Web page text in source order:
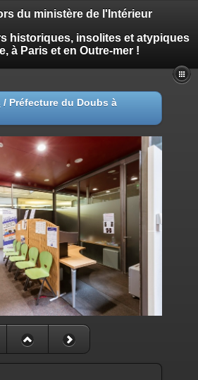
du ministère de l'Intérieur
historiques, insolites et atypiques
à Paris et en Outre-mer !
/ Préfecture du Doubs à